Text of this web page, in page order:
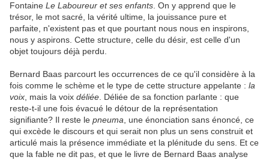
Fontaine Le Laboureur et ses enfants . On y apprend que le
trésor, le mot sacré, la vérité ultime, la jouissance pure et
parfaite, n'existent pas et que pourtant nous nous en inspirons,
nous y aspirons. Cette structure, celle du désir, est celle d'un
objet toujours déjà perdu.
Bernard Baas parcourt les occurrences de ce qu'il considère à la
fois comme le schème et le type de cette structure appelante : la
voix , mais la voix déliée . Déliée de sa fonction parlante : que
reste-t-il une fois évacué le détour de la représentation
signifiante? Il reste le pneuma , une énonciation sans énoncé, ce
qui excède le discours et qui serait non plus un sens construit et
articulé mais la présence immédiate et la plénitude du sens. Et ce
que la fable ne dit pas, et que le livre de Bernard Baas analyse